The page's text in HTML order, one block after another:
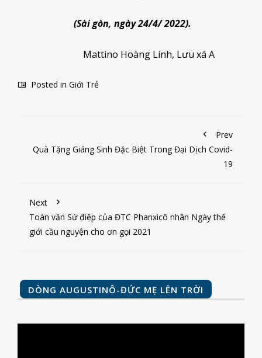
(Sài gòn, ngày 24/4/ 2022).
Mattino Hoàng Linh, Lưu xá A
Posted in Giới Trẻ
Prev
Quà Tặng Giáng Sinh Đặc Biệt Trong Đại Dịch Covid-
19
Next
Toàn văn Sứ điệp của ĐTC Phanxicô nhân Ngày thế
giới cầu nguyện cho ơn gọi 2021
DÒNG AUGUSTINÔ-ĐỨC MẸ LÊN TRỜI